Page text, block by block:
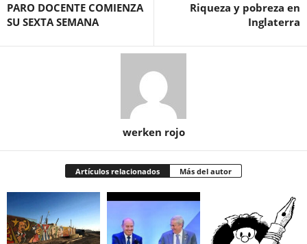
PARO DOCENTE COMIENZA
SU SEXTA SEMANA
Riqueza y pobreza en
Inglaterra
werken rojo
Artículos relacionados Más del autor